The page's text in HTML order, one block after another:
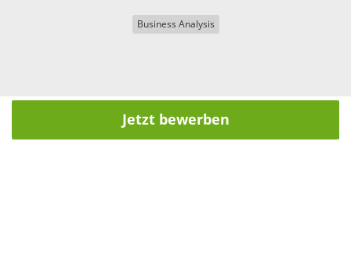
Business Analysis
Jetzt bewerben